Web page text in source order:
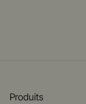
Produits